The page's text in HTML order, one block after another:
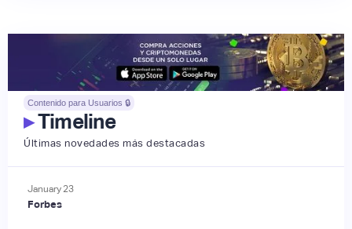
Contenido para Usuarios 🔒
▸Timeline
Últimas novedades más destacadas
January 23
Forbes